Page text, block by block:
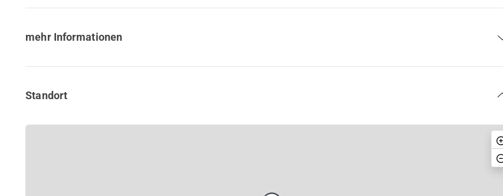
mehr Informationen
Standort